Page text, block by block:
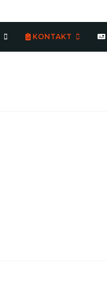
KONTAKT